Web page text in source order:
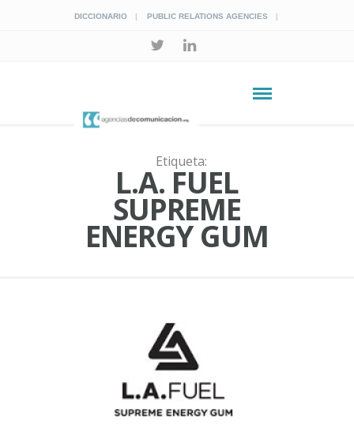
DICCIONARIO PUBLIC RELATIONS AGENCIES
Etiqueta:
L.A. FUEL
SUPREME
ENERGY GUM